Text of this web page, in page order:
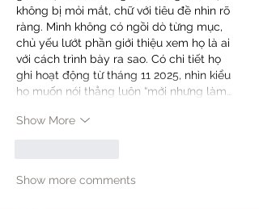
không bị mỏi mắt, chữ với tiêu đề nhìn rõ
ràng. Mình không có ngồi dò từng mục,
chủ yếu lướt phần giới thiệu xem họ là ai
với cách trình bày ra sao. Có chi tiết họ
ghi hoạt động từ tháng 11 2025, nhìn kiểu
họ muốn nói thẳng luôn “mới nhưng làm…
Show More
Show more comments